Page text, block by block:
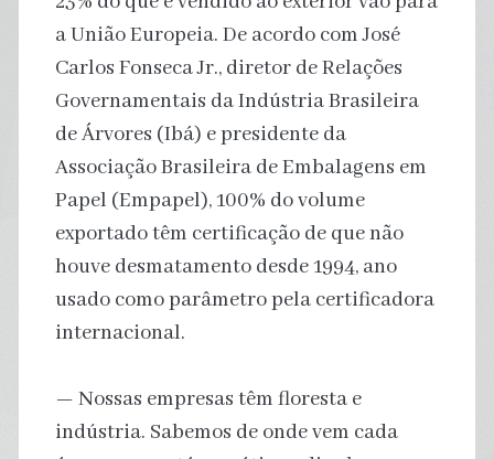
a União Europeia. De acordo com José
Carlos Fonseca Jr., diretor de Relações
Governamentais da Indústria Brasileira
de Árvores (Ibá) e presidente da
Associação Brasileira de Embalagens em
Papel (Empapel), 100% do volume
exportado têm certificação de que não
houve desmatamento desde 1994, ano
usado como parâmetro pela certificadora
internacional.
— Nossas empresas têm floresta e
indústria. Sabemos de onde vem cada